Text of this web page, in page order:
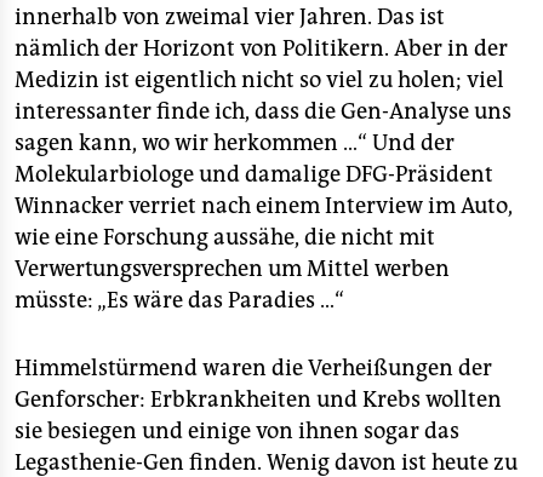
epaper login
innerhalb von zweimal vier Jahren. Das ist
nämlich der Horizont von Politikern. Aber in der
Medizin ist eigentlich nicht so viel zu holen; viel
interessanter finde ich, dass die Gen-Analyse uns
sagen kann, wo wir herkommen …“ Und der
Molekularbiologe und damalige DFG-Präsident
Winnacker verriet nach einem Interview im Auto,
wie eine Forschung aussähe, die nicht mit
Verwertungsversprechen um Mittel werben
müsste: „Es wäre das Paradies …“
Himmelstürmend waren die Verheißungen der
Genforscher: Erbkrankheiten und Krebs wollten
sie besiegen und einige von ihnen sogar das
Legasthenie-Gen finden. Wenig davon ist heute zu